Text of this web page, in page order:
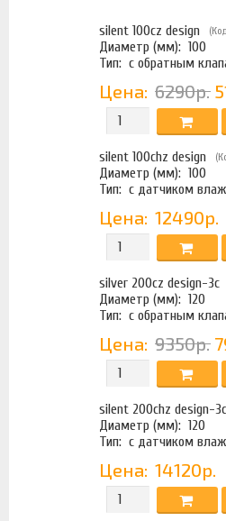
silent 100cz design
Диаметр (мм): 100
Тип: с обратным
Цена: 6290р.
silent 100chz design
Диаметр (мм): 100
Тип: с датчиком
Цена: 12490р.
silver 200cz design-3с
Диаметр (мм): 120
Тип: с обратным
Цена: 9350р.
silent 200chz design-3с
Диаметр (мм): 120
Тип: с датчиком
Цена: 14120р.